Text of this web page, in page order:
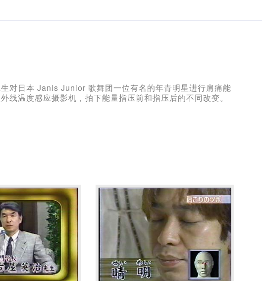
对日本 Janis Junior 歌舞团一位有名的年青明星进行肩痛能
线温度感应摄影机，拍下能量指压前和指压后的不同改变。